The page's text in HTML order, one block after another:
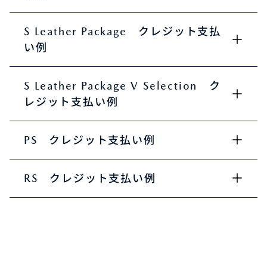
S Leather Package クレジット支払
い例
S Leather Package V Selection ク
レジット支払い例
PS クレジット支払い例
RS クレジット支払い例